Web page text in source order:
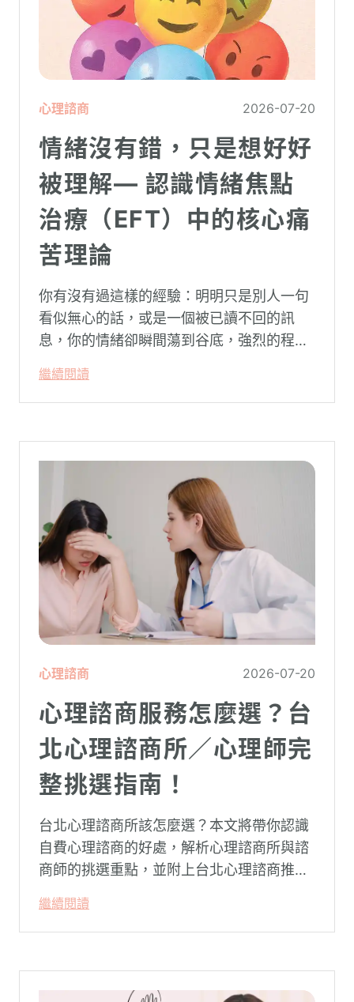
心理諮商 2026-07-20
情緒沒有錯，只是想好好
被理解— 認識情緒焦點
治療（EFT）中的核心痛
苦理論
你有沒有過這樣的經驗：明明只是別人一句
看似無心的話，或是一個被已讀不回的訊
息，你的情緒卻瞬間蕩到谷底，強烈的程度
怪：「事情真的有這麼嚴重嗎？」
繼續閱讀
心理諮商 2026-07-20
心理諮商服務怎麼選？台
北心理諮商所／心理師完
整挑選指南！
台北心理諮商所該怎麼選？本文將帶你認識
自費心理諮商的好處，解析心理諮商所與諮
商師的挑選重點，並附上台北心理諮商推薦
理，陪你面對情緒困擾找回生活步調。
繼續閱讀